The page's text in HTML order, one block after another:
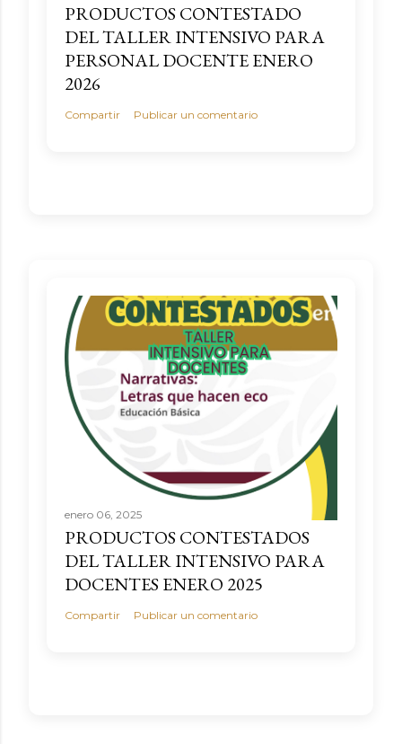
PRODUCTOS CONTESTADO
DEL TALLER INTENSIVO PARA
PERSONAL DOCENTE ENERO
2026
Compartir Publicar un comentario
enero 06, 2025
PRODUCTOS CONTESTADOS
DEL TALLER INTENSIVO PARA
DOCENTES ENERO 2025
Compartir Publicar un comentario